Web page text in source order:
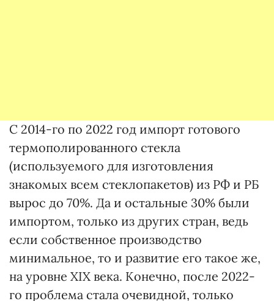
С 2014-го по 2022 год импорт готового
термополированного стекла
(используемого для изготовления
знакомых всем стеклопакетов) из РФ и РБ
вырос до 70%. Да и остальные 30% были
импортом, только из других стран, ведь
если собственное производство
минимальное, то и развитие его такое же,
на уровне XIX века. Конечно, после 2022-
го проблема стала очевидной, только